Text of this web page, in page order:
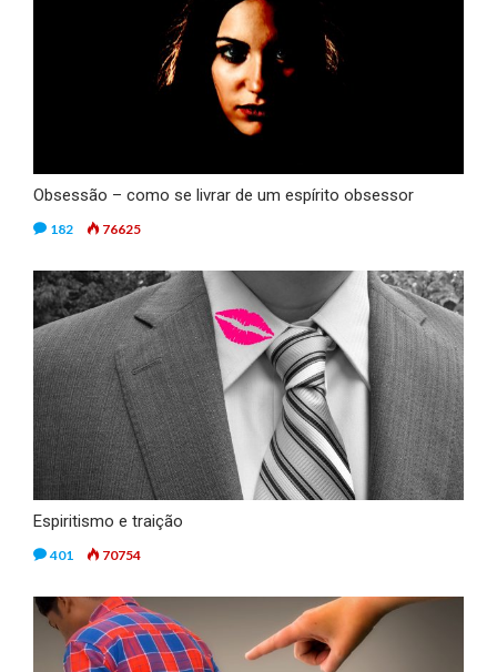
Obsessão – como se livrar de um espírito obsessor
182 76625
Espiritismo e traição
401 70754